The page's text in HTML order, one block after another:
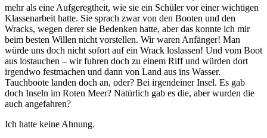
mehr als eine Aufgeregtheit, wie sie ein Schüler vor einer wichtigen
Klassenarbeit hatte. Sie sprach zwar von den Booten und den
Wracks, wegen derer sie Bedenken hatte, aber das konnte ich mir
beim besten Willen nicht vorstellen. Wir waren Anfänger! Man
würde uns doch nicht sofort auf ein Wrack loslassen! Und vom Boot
aus lostauchen – wir fuhren doch zu einem Riff und würden dort
irgendwo festmachen und dann von Land aus ins Wasser.
Tauchboote landen doch an, oder? Bei irgendeiner Insel. Es gab
doch Inseln im Roten Meer? Natürlich gab es die, aber wurden die
auch angefahren?
Ich hatte keine Ahnung.